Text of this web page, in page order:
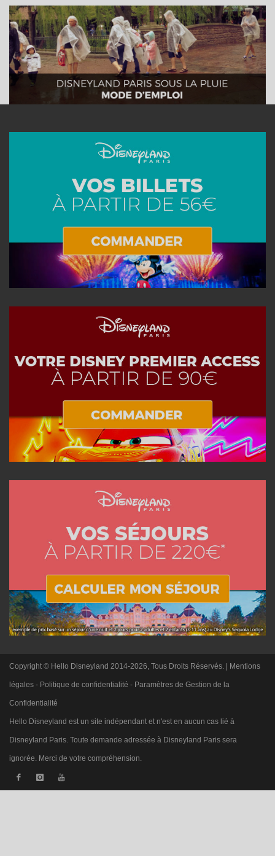
Copyright © Hello Disneyland 2014-2026, Tous Droits Réservés. | Mentions
légales - Politique de confidentialité - Paramètres de Gestion de la
Confidentialité
Hello Disneyland est un site indépendant et n'est en aucun cas lié à
Disneyland Paris. Toute demande adressée à Disneyland Paris sera
ignorée. Merci de votre compréhension.